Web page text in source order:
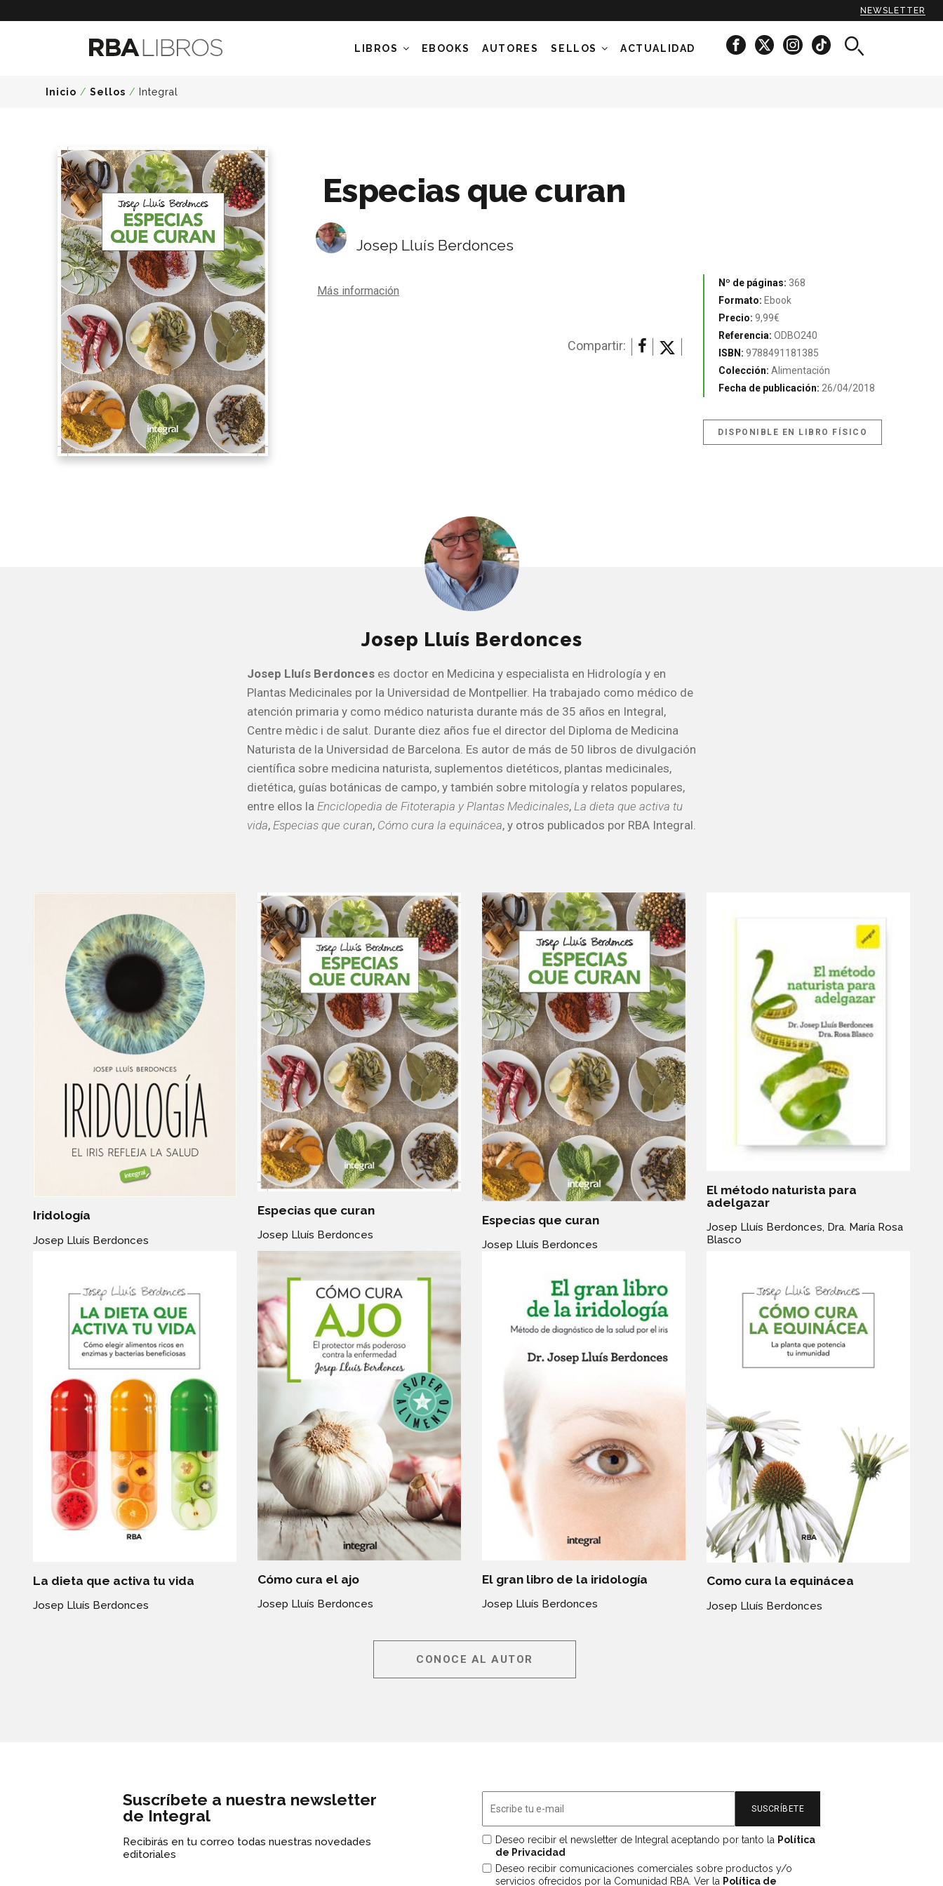
NEWSLETTER
LIBROS EBOOKS AUTORES SELLOS ACTUALIDAD
Inicio / Sellos / Integral
Especias que curan
Josep Lluís Berdonces
Nº de páginas: 368
Formato: Ebook
Precio:9,99€
Referencia:ODBO240
ISBN:9788491181385
Colección:Alimentación
Fecha de publicación: 26/04/2018
DISPONIBLE EN LIBRO FÍSICO
Más información
Compartir:
Josep Lluís Berdonces
Josep Lluís Berdonces es doctor en Medicina y especialista en Hidrología y en
Plantas Medicinales por la Universidad de Montpellier. Ha trabajado como médico de
atención primaria y como médico naturista durante más de 35 años en Integral,
Centre mèdic i de salut. Durante diez años fue el director del Diploma de Medicina
Naturista de la Universidad de Barcelona. Es autor de más de 50 libros de divulgación
científica sobre medicina naturista, suplementos dietéticos, plantas medicinales,
dietética, guías botánicas de campo, y también sobre mitología y relatos populares,
entre ellos la Enciclopedia de Fitoterapia y Plantas Medicinales, La dieta que activa tu
vida, Especias que curan, Cómo cura la equinácea, y otros publicados por RBA Integral.
Iridología
Josep Lluís Berdonces
Especias que curan
Josep Lluís Berdonces
Especias que curan
Josep Lluís Berdonces
El método naturista para
adelgazar
Josep Lluís Berdonces, Dra. María Rosa
Blasco
La dieta que activa tu vida
Josep Lluís Berdonces
Cómo cura el ajo
Josep Lluís Berdonces
El gran libro de la iridología
Josep Lluís Berdonces
Como cura la equinácea
Josep Lluís Berdonces
CONOCE AL AUTOR
Suscríbete a nuestra newsletter
de Integral
Recibirás en tu correo todas nuestras novedades
editoriales
Deseo recibir el newsletter de Integral aceptando por tanto la Política
de Privacidad
Deseo recibir comunicaciones comerciales sobre productos y/o
servicios ofrecidos por la Comunidad RBA. Ver la Política de